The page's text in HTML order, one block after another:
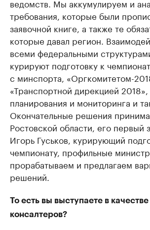
ведомств. Мы аккумулируем и
требования, которые были
заявочной книге, а также те
которые давал регион.
всеми федеральными
курируют подготовку к
с минспорта, «Оргкомитетом-
«Транспортной дирекцией
планирования и мониторинга и
Окончательные решения
Ростовской области, его первый
Игорь Гуськов, курирующий
чемпионату, профильные
прорабатываем и предлагаем
решений.
То есть вы выступаете в
консалтеров?